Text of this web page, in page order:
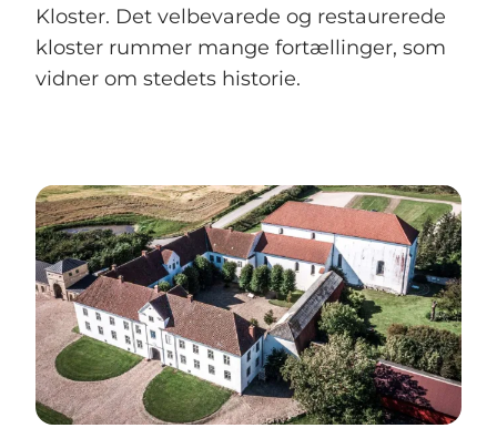
Kloster. Det velbevarede og restaurerede
kloster rummer mange fortællinger, som
vidner om stedets historie.